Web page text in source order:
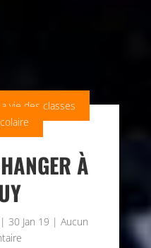
vie des classes
À
| 30 Jan 19 |Aucun